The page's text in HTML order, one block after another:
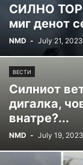
СИЛНО
миг денот
NMD - July 21, 2023
ВЕСТИ
Силниот
дигалка,
внатре?...
NMD - July 19, 2023